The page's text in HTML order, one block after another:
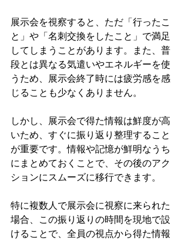
展示会を視察すると、ただ「行ったこ
と」や「名刺交換をしたこと」で満足
してしまうことがあります。また、普
段とは異なる気遣いやエネルギーを使
うため、展示会終了時には疲労感を感
じることも少なくありません。
しかし、展示会で得た情報は鮮度が高
いため、すぐに振り返り整理すること
が重要です。情報や記憶が鮮明なうち
にまとめておくことで、その後のアク
ションにスムーズに移行できます。
特に複数人で展示会に視察に来られた
場合、この振り返りの時間を現地で設
けることで、全員の視点から得た情報